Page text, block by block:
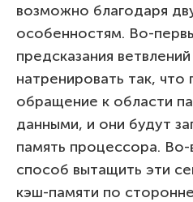
возможно благодаря
особенностям. Во-
предсказания
натренировать так, что
обращение к области
данными, и они будут
память процессора.
способ вытащить эти
кэш-памяти по